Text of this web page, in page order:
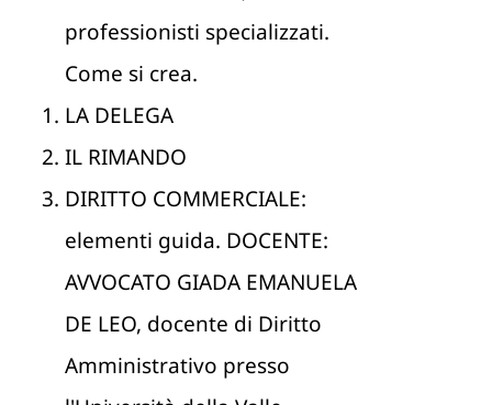
professionisti specializzati.
Come si crea.
LA DELEGA
IL RIMANDO
DIRITTO COMMERCIALE:
elementi guida. DOCENTE:
AVVOCATO GIADA EMANUELA
DE LEO, docente di Diritto
Amministrativo presso